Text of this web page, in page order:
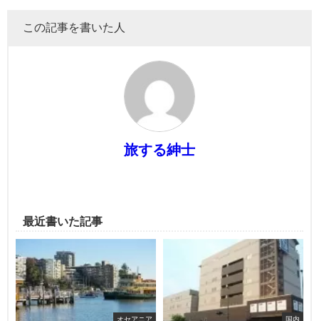
この記事を書いた人
旅する紳士
最近書いた記事
オセアニア 国内